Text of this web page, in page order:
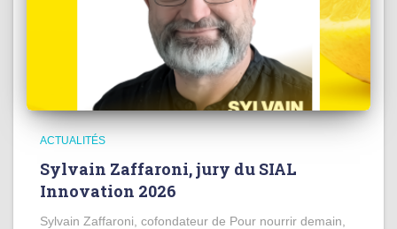
ACTUALITÉS
Sylvain Zaffaroni, jury du SIAL
Innovation 2026
Sylvain Zaffaroni, cofondateur de Pour nourrir demain,